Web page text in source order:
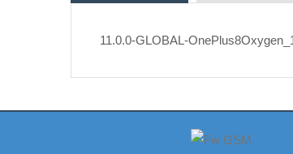
11.0.0-GLOBAL-